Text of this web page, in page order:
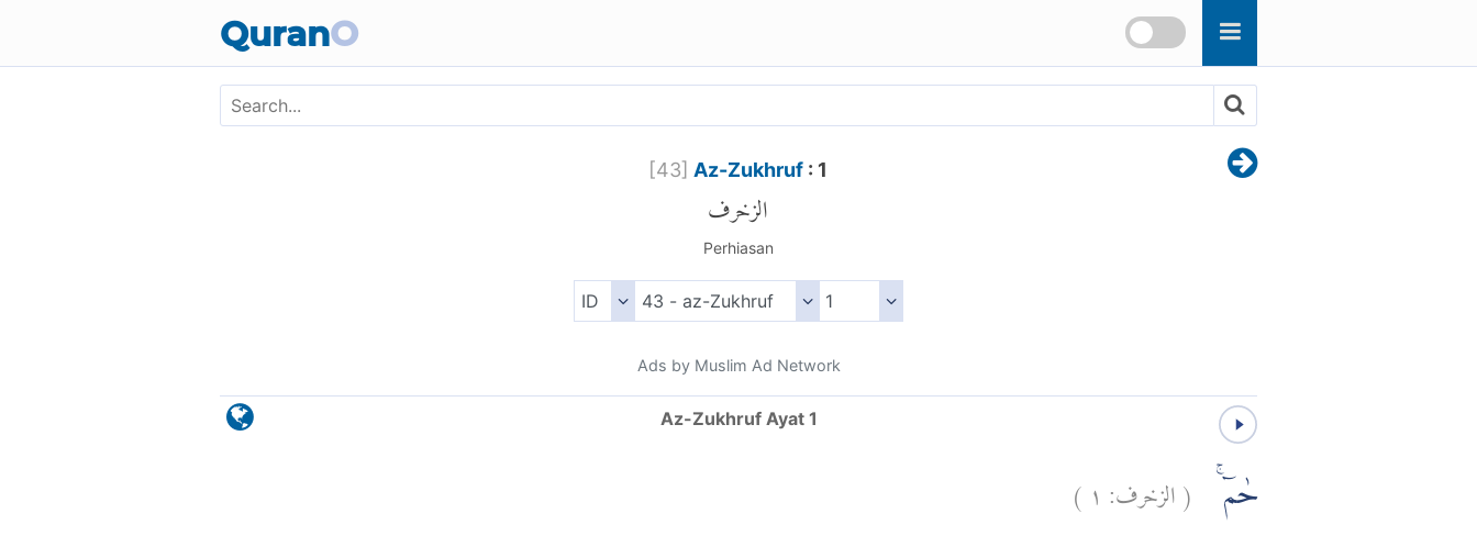
QuranO
[43] Az-Zukhruf : 1
الزخرف
Perhiasan
Ads by Muslim Ad Network
Az-Zukhruf Ayat 1
حٰمۤ ۚ (الزخرف: ١ )